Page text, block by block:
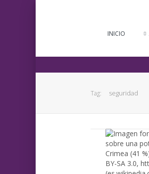
INICIO
Tag: seguridad